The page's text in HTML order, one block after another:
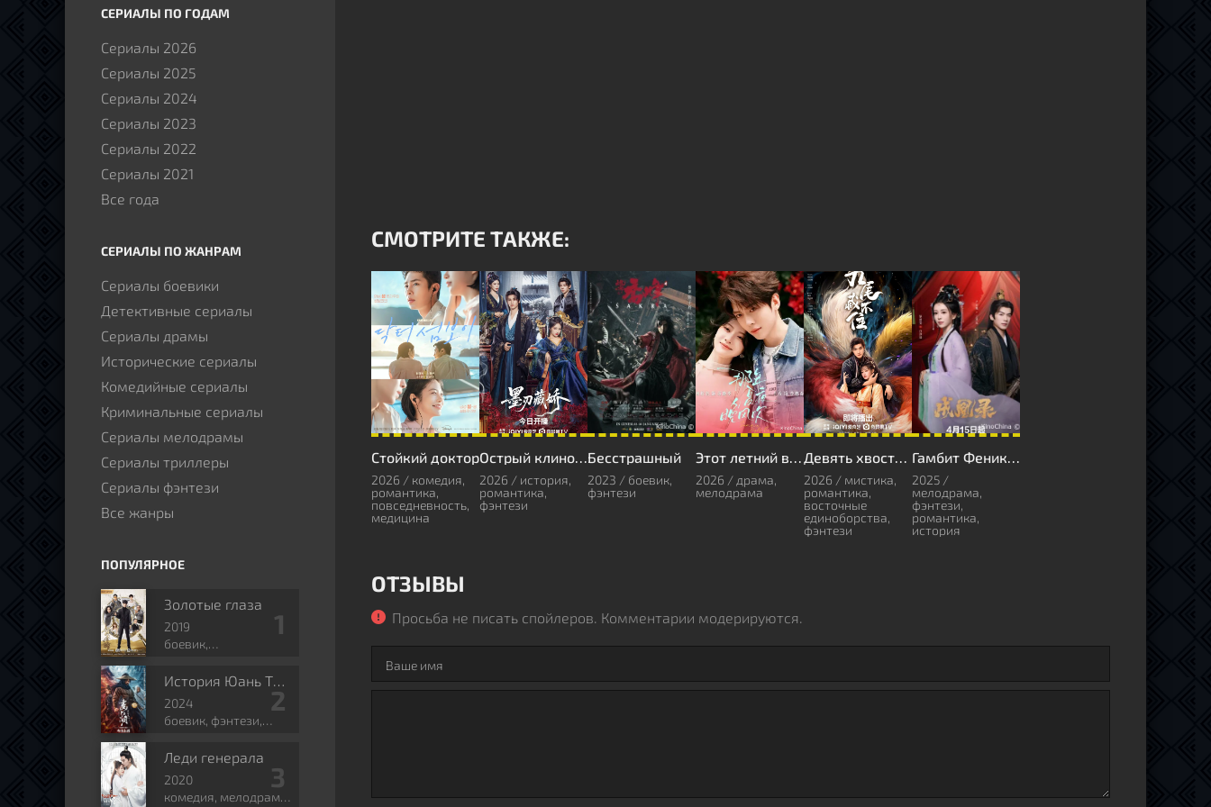
СМОТРИТЕ ТАКЖЕ:
Стойкий доктор
2026 / комедия,
романтика,
повседневность,
медицина
Острый клинок в снегу
2026 / история,
романтика,
фэнтези
Бесстрашный
2023 / боевик,
фэнтези
Этот летний вечер
2026 / драма,
мелодрама
Девять хвостов не спрячешь
2026 / мистика,
романтика,
восточные
единоборства,
фэнтези
Гамбит Феникса: Любовь или Корона
2025 /
мелодрама,
фэнтези,
романтика,
история
ОТЗЫВЫ
Просьба не писать спойлеров. Комментарии модерируются.
СЕРИАЛЫ ПО ГОДАМ
Сериалы 2026
Сериалы 2025
Сериалы 2024
Сериалы 2023
Сериалы 2022
Сериалы 2021
Все года
СЕРИАЛЫ ПО ЖАНРАМ
Сериалы боевики
Детективные сериалы
Сериалы драмы
Исторические сериалы
Комедийные сериалы
Криминальные сериалы
Сериалы мелодрамы
Сериалы триллеры
Сериалы фэнтези
Все жанры
ПОПУЛЯРНОЕ
Золотые глаза
2019
боевик,
романтика, боевые
искусства, фэнтези
2024
боевик, фэнтези,
исторический
Леди генерала
2020
комедия, мелодрама,